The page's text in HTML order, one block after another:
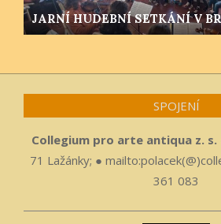
JARNÍ HUDEBNÍ SETKÁNÍ V
SPOJENÍ
Collegium pro arte antiqua z. s.
71 Lažánky; ●
361 083